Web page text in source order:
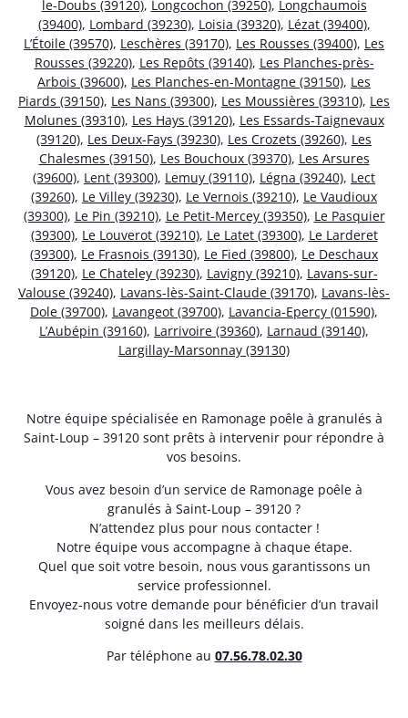
le-Doubs (39120), Longcochon (39250), Longchaumois
(39400), Lombard (39230), Loisia (39320), Lézat (39400),
L’Étoile (39570), Leschères (39170), Les Rousses (39400), Les
Rousses (39220), Les Repôts (39140), Les Planches-près-
Arbois (39600), Les Planches-en-Montagne (39150), Les
Piards (39150), Les Nans (39300), Les Moussières (39310), Les
Molunes (39310), Les Hays (39120), Les Essards-Taignevaux
(39120), Les Deux-Fays (39230), Les Crozets (39260), Les
Chalesmes (39150), Les Bouchoux (39370), Les Arsures
(39600), Lent (39300), Lemuy (39110), Légna (39240), Lect
(39260), Le Villey (39230), Le Vernois (39210), Le Vaudioux
(39300), Le Pin (39210), Le Petit-Mercey (39350), Le Pasquier
(39300), Le Louverot (39210), Le Latet (39300), Le Larderet
(39300), Le Frasnois (39130), Le Fied (39800), Le Deschaux
(39120), Le Chateley (39230), Lavigny (39210), Lavans-sur-
Valouse (39240), Lavans-lès-Saint-Claude (39170), Lavans-lès-
Dole (39700), Lavangeot (39700), Lavancia-Epercy (01590),
L’Aubépin (39160), Larrivoire (39360), Larnaud (39140),
Largillay-Marsonnay (39130)
Notre équipe spécialisée en Ramonage poêle à granulés à
Saint-Loup – 39120 sont prêts à intervenir pour répondre à
vos besoins.
Vous avez besoin d’un service de Ramonage poêle à
granulés à Saint-Loup – 39120 ?
N’attendez plus pour nous contacter !
Notre équipe vous accompagne à chaque étape.
Quel que soit votre besoin, nous vous garantissons un
service professionnel.
Envoyez-nous votre demande pour bénéficier d’un travail
soigné dans les meilleurs délais.
Par téléphone au 07.56.78.02.30